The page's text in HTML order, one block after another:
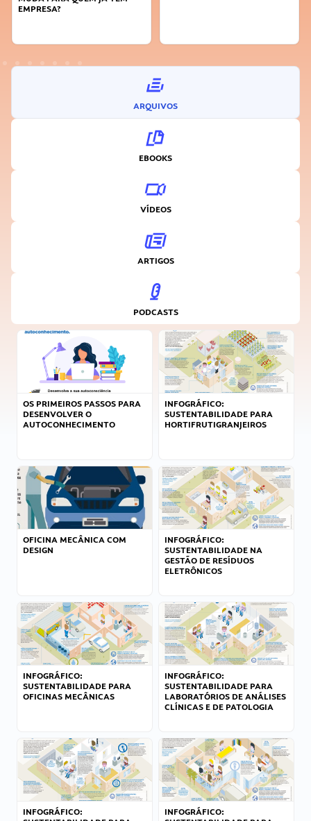
ARQUIVOS
EBOOKS
VÍDEOS
ARTIGOS
PODCASTS
OS PRIMEIROS PASSOS PARA
DESENVOLVER O
AUTOCONHECIMENTO
INFOGRÁFICO:
SUSTENTABILIDADE PARA
HORTIFRUTIGRANJEIROS
OFICINA MECÂNICA COM
DESIGN
INFOGRÁFICO:
SUSTENTABILIDADE NA
GESTÃO DE RESÍDUOS
ELETRÔNICOS
INFOGRÁFICO:
SUSTENTABILIDADE PARA
OFICINAS MECÂNICAS
INFOGRÁFICO:
SUSTENTABILIDADE PARA
LABORATÓRIOS DE ANÁLISES
CLÍNICAS E DE PATOLOGIA
INFOGRÁFICO:
INFOGRÁFICO: